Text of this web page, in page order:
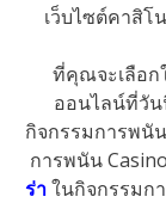
เว็บไซต์คาสิ
ที่คุณจะเลือก
ออนไลน์ที่วัน
กิจกรรมการพนั
การพนัน
ร่าในกิจกรรมก